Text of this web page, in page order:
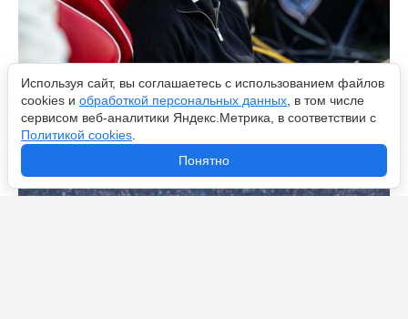
Эмери, Моуринью и Анчелотти: самые титулованные
тренеры в истории клубных европейских турниров
Используя сайт, вы соглашаетесь с использованием файлов
cookies и обработкой персональных данных , в том числе
сервисом веб-аналитики Яндекс.Метрика, в соответствии с
Политикой cookies
Понятно